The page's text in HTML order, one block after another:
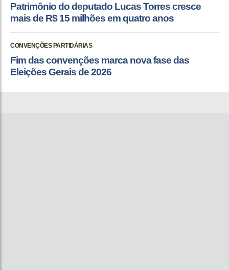
Patrimônio do deputado Lucas Torres cresce
mais de R$ 15 milhões em quatro anos
CONVENÇÕES PARTIDÁRIAS
Fim das convenções marca nova fase das
Eleições Gerais de 2026